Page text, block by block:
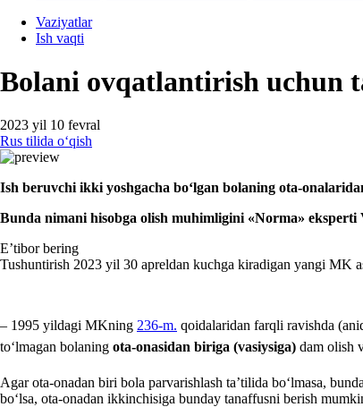
Vaziyatlar
Ish vaqti
Bolani ovqatlantirish uchun
2023 yil 10 fevral
Rus tilida oʻqish
Ish beruvchi ikki yoshgacha boʻlgan bolaning ota-
Bunda nimani hisobga olish muhimligini «Norma» eksperti
E’tibor bering
Tushuntirish 2023 yil 30 apreldan kuchga kiradigan yangi MK
– 1995 yildagi MKning 236-m. qoidalaridan farqli ravishda
toʻlmagan bolaning ota-onasidan biriga (vasiysiga) dam olish
Agar ota-onadan biri bola parvarishlash ta’tilida boʻlmasa,
boʻlsa, ota-onadan ikkinchisiga bunday tanaffusni berish